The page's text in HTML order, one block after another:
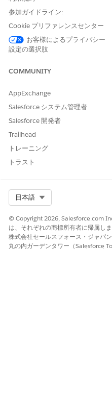
行されますか?
この記事で問題
参加ガイドライン:
Cookie プリファレンスセンター
お客様によるプライバシー
設定の選択肢
COMMUNITY
AppExchange
Salesforce システム管理者
Salesforce 開発者
Trailhead
トレーニング
トラスト
日本語
© Copyright 2026, Salesforce.com
は、それぞれの商標所有者に帰属しま
株式会社セールスフォース・ジャパ
丸の内ガーデンタワー（Salesforce